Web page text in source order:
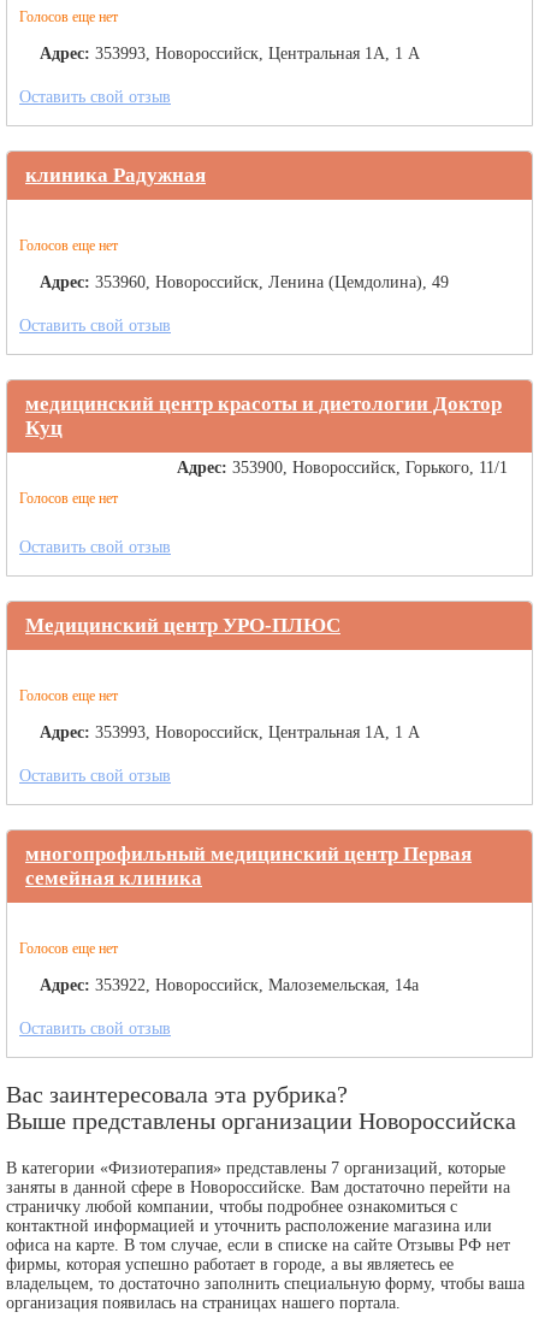
Голосов еще нет
Адрес: 353993, Новороссийск, Центральная 1А, 1 А
Оставить свой отзыв
клиника Радужная
Голосов еще нет
Адрес: 353960, Новороссийск, Ленина (Цемдолина), 49
Оставить свой отзыв
медицинский центр красоты и диетологии Доктор
Куц
Голосов еще нет
Адрес: 353900, Новороссийск, Горького, 11/1
Оставить свой отзыв
Медицинский центр УРО-ПЛЮС
Голосов еще нет
Адрес: 353993, Новороссийск, Центральная 1А, 1 А
Оставить свой отзыв
многопрофильный медицинский центр Первая
семейная клиника
Голосов еще нет
Адрес: 353922, Новороссийск, Малоземельская, 14а
Оставить свой отзыв
Вас заинтересовала эта рубрика?
Выше представлены организации Новороссийска
В категории «Физиотерапия» представлены 7 организаций, которые
заняты в данной сфере в Новороссийске. Вам достаточно перейти на
страничку любой компании, чтобы подробнее ознакомиться с
контактной информацией и уточнить расположение магазина или
офиса на карте. В том случае, если в списке на сайте Отзывы РФ нет
фирмы, которая успешно работает в городе, а вы являетесь ее
владельцем, то достаточно заполнить специальную форму, чтобы ваша
организация появилась на страницах нашего портала.